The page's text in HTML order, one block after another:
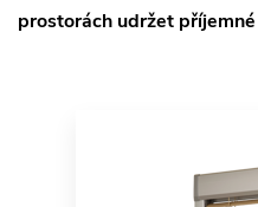
prostorách udržet